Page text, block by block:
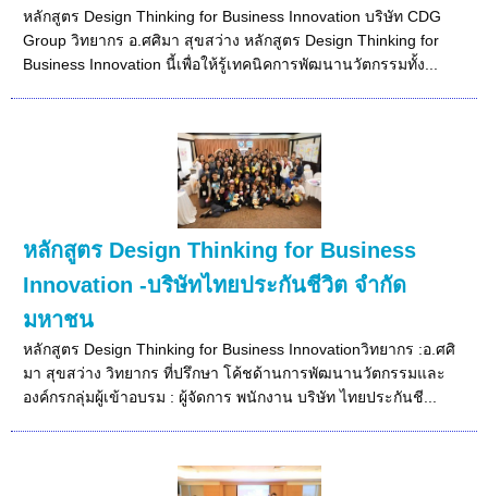
หลักสูตร Design Thinking for Business Innovation บริษัท CDG
Group วิทยากร อ.ศศิมา สุขสว่าง หลักสูตร Design Thinking for
Business Innovation นี้เพื่อให้รู้เทคนิคการพัฒนานวัตกรรมทั้ง...
หลักสูตร Design Thinking for Business
Innovation -บริษัทไทยประกันชีวิต จำกัด
มหาชน
หลักสูตร Design Thinking for Business Innovationวิทยากร :อ.ศศิ
มา สุขสว่าง วิทยากร ที่ปรึกษา โค้ชด้านการพัฒนานวัตกรรมและ
องค์กรกลุ่มผู้เข้าอบรม : ผู้จัดการ พนักงาน บริษัท ไทยประกันชี...